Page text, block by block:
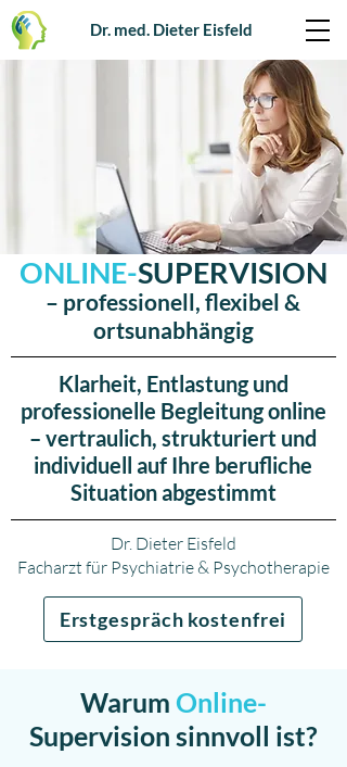
Dr. med. Dieter Eisfeld
ONLINE-SUPERVISION
– professionell, flexibel &
ortsunabhängig
Klarheit, Entlastung und
professionelle Begleitung online
– vertraulich, strukturiert und
individuell auf Ihre berufliche
Situation abgestimmt
Dr. Dieter Eisfeld
Facharzt für Psychiatrie & Psychotherapie
Erstgespräch kostenfrei
Warum Online-
Supervision sinnvoll ist?